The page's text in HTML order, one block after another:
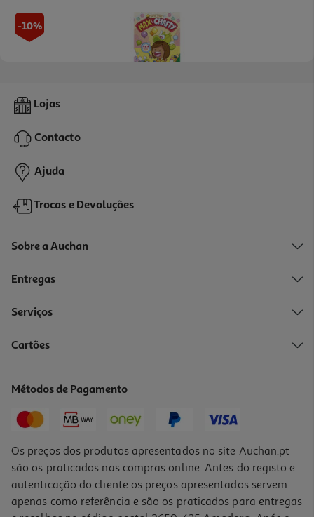
-10%
Livro Max E Chaffy - O Grande Mistério Do Cupcake!
13,30 € PVP de editor
11,97 €
-10%
22,90 € PVP de editor
Lojas
Contacto
Ajuda
Trocas e Devoluções
Sobre a Auchan
Entregas
Serviços
Cartões
Métodos de Pagamento
Os preços dos produtos apresentados no site Auchan.pt
são os praticados nas compras online. Antes do registo e
autenticação do cliente os preços apresentados servem
apenas como referência e são os praticados para entregas